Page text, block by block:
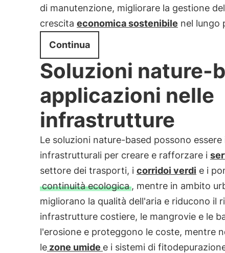
di manutenzione, migliorare la gestione
crescita economica sostenibile nel lungo
Continua
Soluzioni nature-
applicazioni nelle
infrastrutture
Le soluzioni nature-based possono
infrastrutturali per creare e rafforzare i
settore dei trasporti, i corridoi verdi e i
continuità ecologica, mentre in ambito
migliorano la qualità dell'aria e riducono il
infrastrutture costiere, le mangrovie e le
l'erosione e proteggono le coste, mentre
lezone umide e i sistemi di